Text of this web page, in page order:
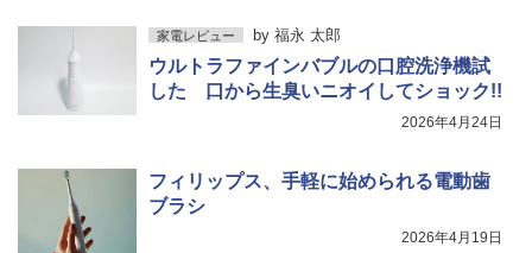
家電レビュー by 福永 太郎
ウルトラファインバブルの口腔洗浄機試
した 口から生臭いニオイしてショック!!
2026年4月24日
フィリップス、手軽に始められる電動歯
ブラシ
2026年4月19日